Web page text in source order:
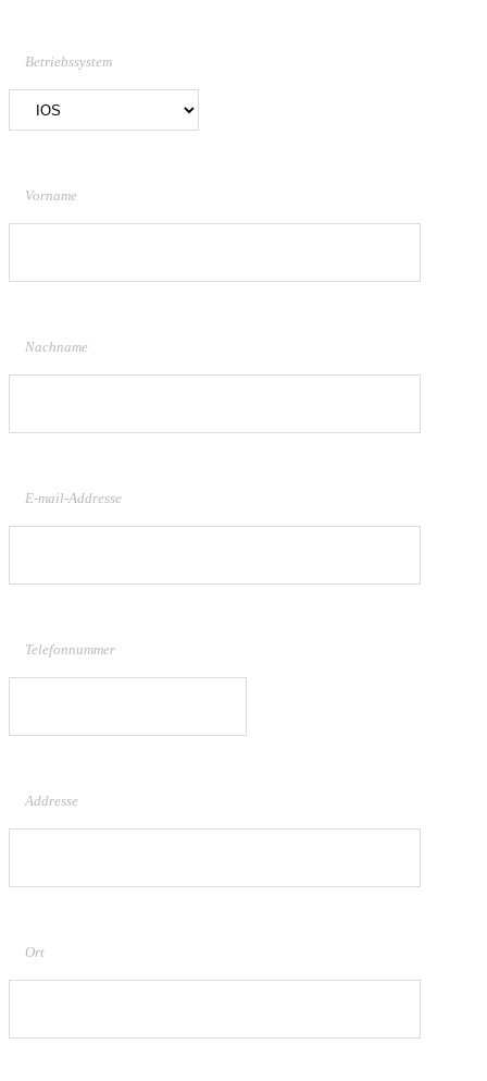
Betriebssystem
Vorname
Nachname
E-mail-Addresse
Telefonnummer
Addresse
Ort